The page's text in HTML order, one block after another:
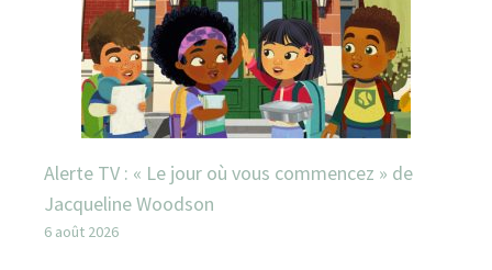
Alerte TV : « Le jour où vous commencez » de
Jacqueline Woodson
6 août 2026